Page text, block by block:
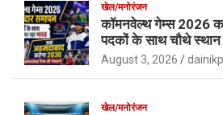
खेल/मनोरंजन
कॉमनवेल्थ गेम्स 2026
पदकों के साथ चौथे स्थान
August 3, 2026
खेल/मनोरंजन